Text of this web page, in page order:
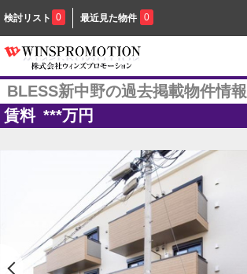
検討リスト 0 最近見た物件 0
BLESS新中野の過去掲載物件情報
賃料 ***万円